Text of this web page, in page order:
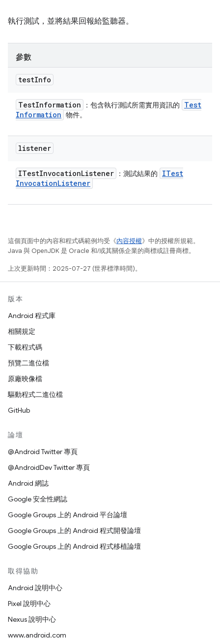
執行測試，並將結果回報給監聽器。
參數
testInfo
TestInformation ：包含執行測試所需實用資訊的
Test
Information 物件。
listener
ITestInvocationListener ：測試結果的
ITest
InvocationListener
這個頁面中的內容和程式碼範例均受《內容授權》中的授權所規範。
Java 與 OpenJDK 是 Oracle 和/或其關係企業的商標或註冊商標。
上次更新時間：2025-07-27 (世界標準時間)。
版本
Android 程式庫
相關規定
下載程式碼
預覽二進位檔
原廠映像檔
驅動程式二進位檔
GitHub
論壇
@Android Twitter 專頁
@AndroidDev Twitter 專頁
Android 網誌
Google 安全性網誌
Google Groups 上的 Android 平台論壇
Google Groups 上的 Android 程式開發論壇
Google Groups 上的 Android 程式移植論壇
取得協助
Android 說明中心
Pixel 說明中心
Nexus 說明中心
www.android.com